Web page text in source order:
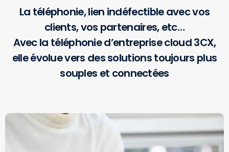
La téléphonie, lien indéfectible avec vos
clients, vos partenaires, etc…
Avec la téléphonie d’entreprise cloud 3CX,
elle évolue vers des solutions toujours plus
souples et connectées